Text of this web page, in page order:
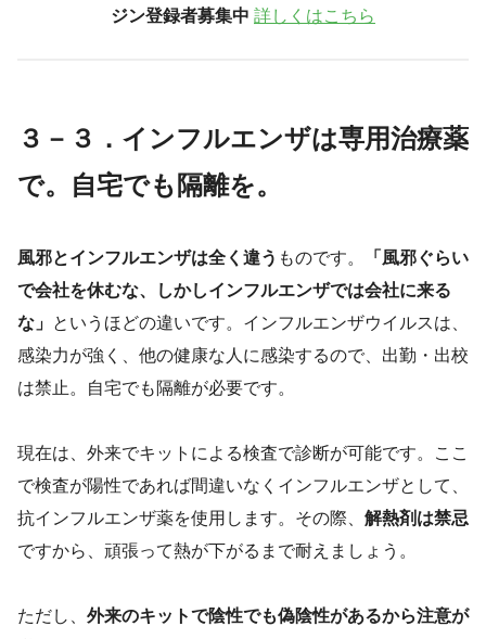
ジン登録者募集中 詳しくはこちら
３－３．インフルエンザは専用治療薬
で。自宅でも隔離を。
風邪とインフルエンザは全く違う ものです。
「風邪ぐらい
で会社を休むな、しかしインフルエンザでは会社に来る
な」 というほどの違いです。インフルエンザウイルスは、
感染力が強く、他の健康な人に感染するので、出勤・出校
は禁止。自宅でも隔離が必要です。
現在は、外来でキットによる検査で診断が可能です。ここ
で検査が陽性であれば間違いなくインフルエンザとして、
抗インフルエンザ薬を使用します。その際、 解熱剤は禁忌
ですから、頑張って熱が下がるまで耐えましょう。
ただし、 外来のキットで陰性でも偽陰性があるから注意が